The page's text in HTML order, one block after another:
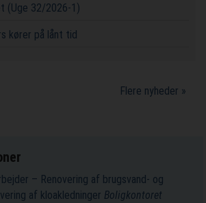
(Uge 32/2026-1)
kører på lånt tid
Flere nyheder »
– Renovering af brugsvand- og
af kloakledninger Boligkontoret